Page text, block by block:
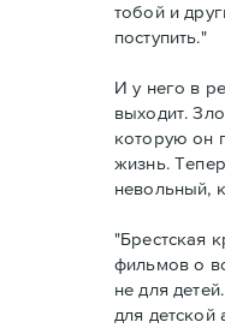
тобой и
поступить."
И у него в
выходит.
которую он
жизнь.
невольный,
"Брестская
фильмов о
не для
для детской